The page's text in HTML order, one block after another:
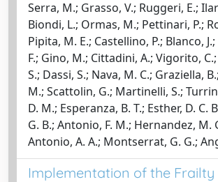
Serra, M.; Grasso, V.; Ruggeri, E.;
Biondi, L.; Ormas, M.; Pettinari, P.;
Pipita, M. E.; Castellino, P.; Blanco,
F.; Gino, M.; Cittadini, A.; Vigorito,
S.; Dassi, S.; Nava, M. C.; Graziella,
M.; Scattolin, G.; Martinelli, S.; Turrin,
D. M.; Esperanza, B. T.; Esther, D. C.
G. B.; Antonio, F. M.; Hernandez, M.
Antonio, A. A.; Montserrat, G. G.;
Implementation of the Frailty